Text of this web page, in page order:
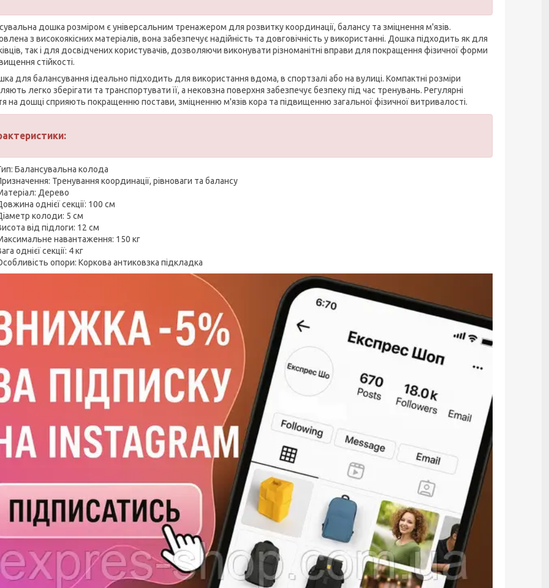
дошка розміром є універсальним тренажером для розвитку координації, балансу та зміцнення м'язів.
з високоякісних матеріалів, вона забезпечує надійність та довговічність у використанні. Дошка підходить як для
так і для досвідчених користувачів, дозволяючи виконувати різноманітні вправи для покращення фізичної форми
стійкості.
для балансування ідеально підходить для використання вдома, в спортзалі або на вулиці. Компактні розміри
легко зберігати та транспортувати її, а нековзна поверхня забезпечує безпеку під час тренувань. Регулярні
на дошці сприяють покращенню постави, зміцненню м'язів кора та підвищенню загальної фізичної витривалості.
Балансувальна колода
Тренування координації, рівноваги та балансу
Дерево
однієї секції: 100 см
колоди: 5 см
від підлоги: 12 см
навантаження: 150 кг
однієї секції: 4 кг
опори: Коркова антиковзка підкладка